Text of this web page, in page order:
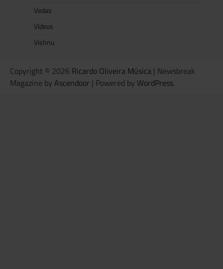
Vedas
Vídeos
Vishnu
Copyright © 2026 Ricardo Oliveira Música | Newsbreak
Magazine by Ascendoor | Powered by WordPress.